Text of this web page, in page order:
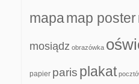
mapamap poster
mosiądz obrazówka
papier paris plakat